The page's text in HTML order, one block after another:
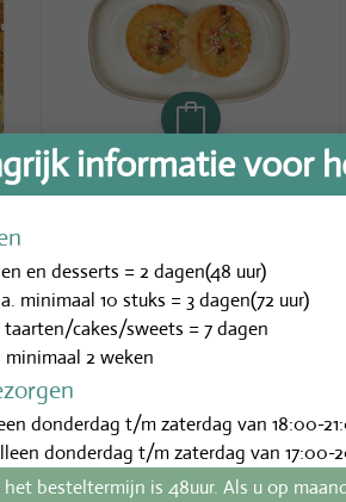
Desserts
€3,25 incl.btw
informatie voor
en desserts = 2 dagen(48 uur)
minimaal 10 stuks = 3 dagen(72 uur)
taarten/cakes/sweets = 7 dagen
2 weken
donderdag t/m zaterdag van 18:00-
donderdag t/m zaterdag van 17:00-
het besteltermijn is 48uur. Als u op